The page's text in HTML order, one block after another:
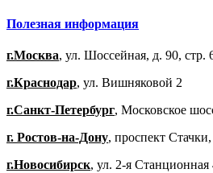
Полезная информация
г.Москва, ул. Шоссейная, д. 90, стр.
г.Краснодар, ул. Вишняковой 2
г.Санкт-Петербург, Московское
г. Ростов-на-Дону, проспект
г.Новосибирск, ул. 2-я Станционная